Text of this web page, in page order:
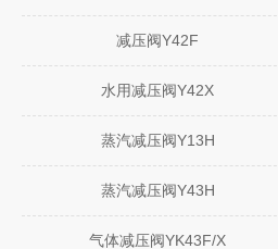
减压阀Y42F
水用减压阀Y42X
蒸汽减压阀Y13H
蒸汽减压阀Y43H
气体减压阀YK43F/X